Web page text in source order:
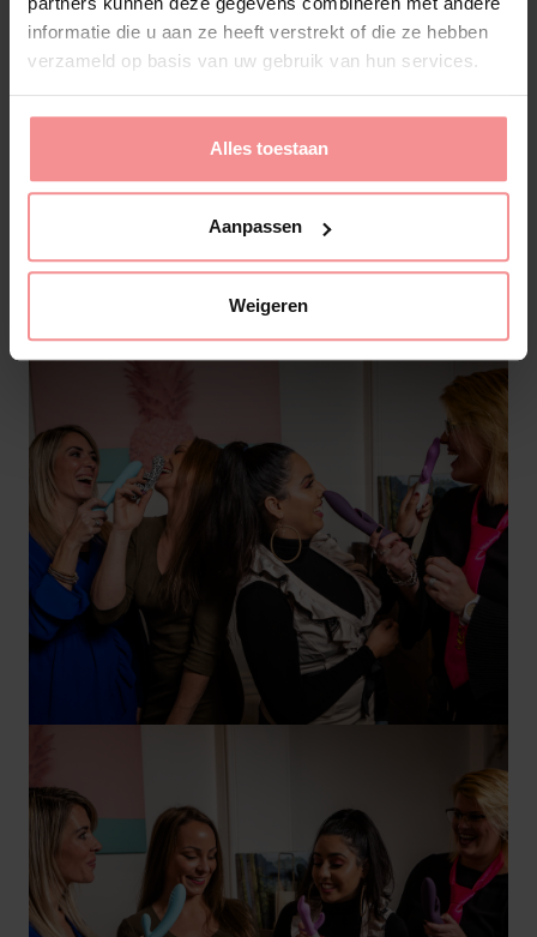
informatie die u aan ze heeft verstrekt of die ze hebben
verzameld op basis van uw gebruik van hun services.
Alles toestaan
Aanpassen
Weigeren